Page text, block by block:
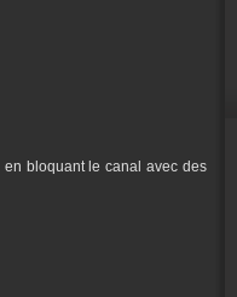
en bloquant le canal avec des